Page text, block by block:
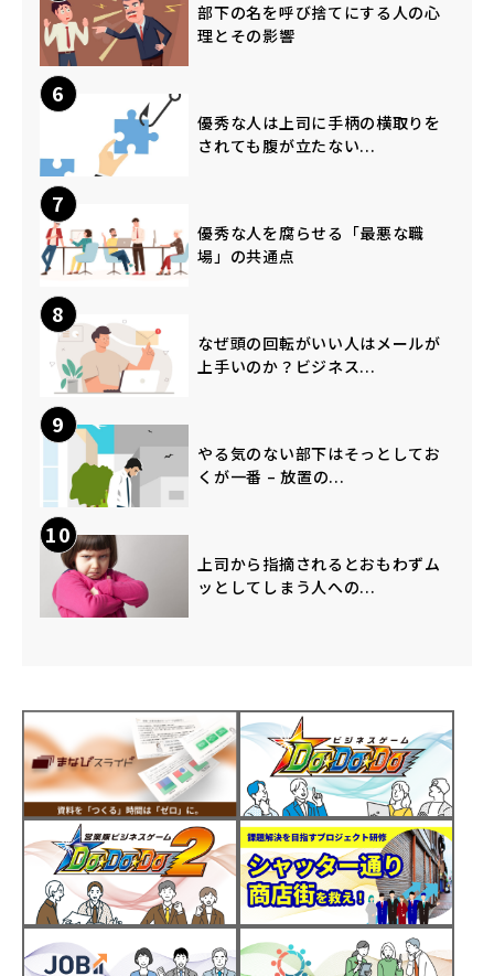
部下の名を呼び捨てにする人の心
理とその影響
6
優秀な人は上司に手柄の横取りを
されても腹が立たない...
7
優秀な人を腐らせる「最悪な職
場」の共通点
8
なぜ頭の回転がいい人はメールが
上手いのか？ビジネス...
9
やる気のない部下はそっとしてお
くが一番 – 放置の...
10
上司から指摘されるとおもわずム
ッとしてしまう人への...